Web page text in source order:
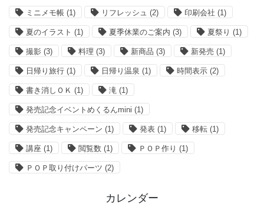
ミニメモ帳 (1) リフレッシュ (2) 印刷会社 (1)
夏のイラスト (1) 夏季休業のご案内 (3) 夏祭り (1)
撮影 (3) 料理 (3) 新商品 (3) 新発売 (1)
日帰り旅行 (1) 日帰り温泉 (1) 時間表示 (2)
書き消しＯＫ (1) 滝 (1)
発売記念イベントめくるんmini (1)
発売記念キャンペーン (1) 発表 (1) 移転 (1)
講座 (1) 閲覧数 (1) ＰＯＰ作り (1)
ＰＯＰ取り付けパーツ (2)
カレンダー